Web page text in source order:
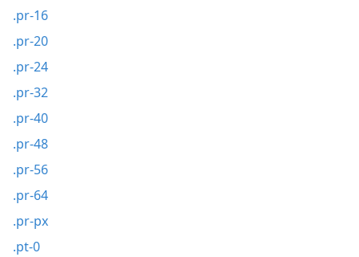
.pr-16
.pr-20
.pr-24
.pr-32
.pr-40
.pr-48
.pr-56
.pr-64
.pr-px
.pt-0